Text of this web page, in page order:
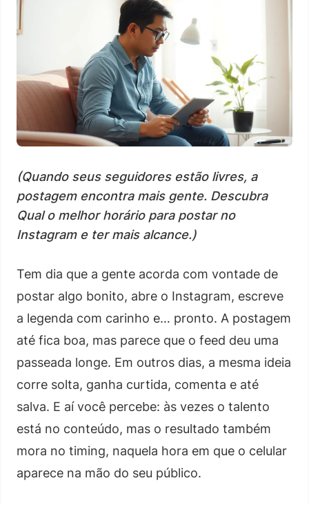
(Quando seus seguidores estão livres, a
postagem encontra mais gente. Descubra
Qual o melhor horário para postar no
Instagram e ter mais alcance.)
Tem dia que a gente acorda com vontade de
postar algo bonito, abre o Instagram, escreve
a legenda com carinho e… pronto. A postagem
até fica boa, mas parece que o feed deu uma
passeada longe. Em outros dias, a mesma ideia
corre solta, ganha curtida, comenta e até
salva. E aí você percebe: às vezes o talento
está no conteúdo, mas o resultado também
mora no timing, naquela hora em que o celular
aparece na mão do seu público.